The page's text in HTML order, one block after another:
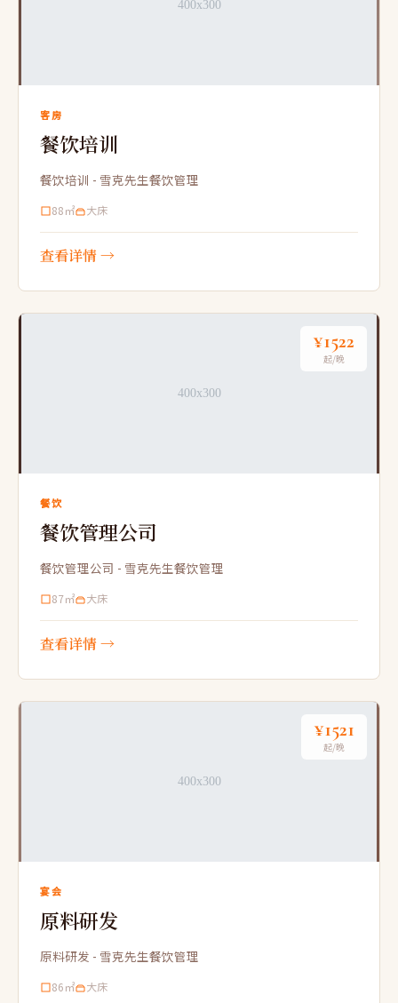
客房
餐饮培训
餐饮培训 - 雪克先生餐饮管理
88㎡ 大床
查看详情 →
¥1522
起/晚
餐饮
餐饮管理公司
餐饮管理公司 - 雪克先生餐饮管理
87㎡ 大床
查看详情 →
¥1521
起/晚
宴会
原料研发
原料研发 - 雪克先生餐饮管理
86㎡ 大床